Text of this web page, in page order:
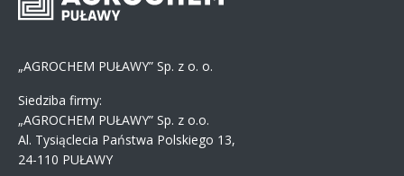
„AGROCHEM PUŁAWY” Sp. z o. o.
Siedziba firmy:
„AGROCHEM PUŁAWY” Sp. z o.o.
Al. Tysiąclecia Państwa Polskiego 13,
24-110 PUŁAWY